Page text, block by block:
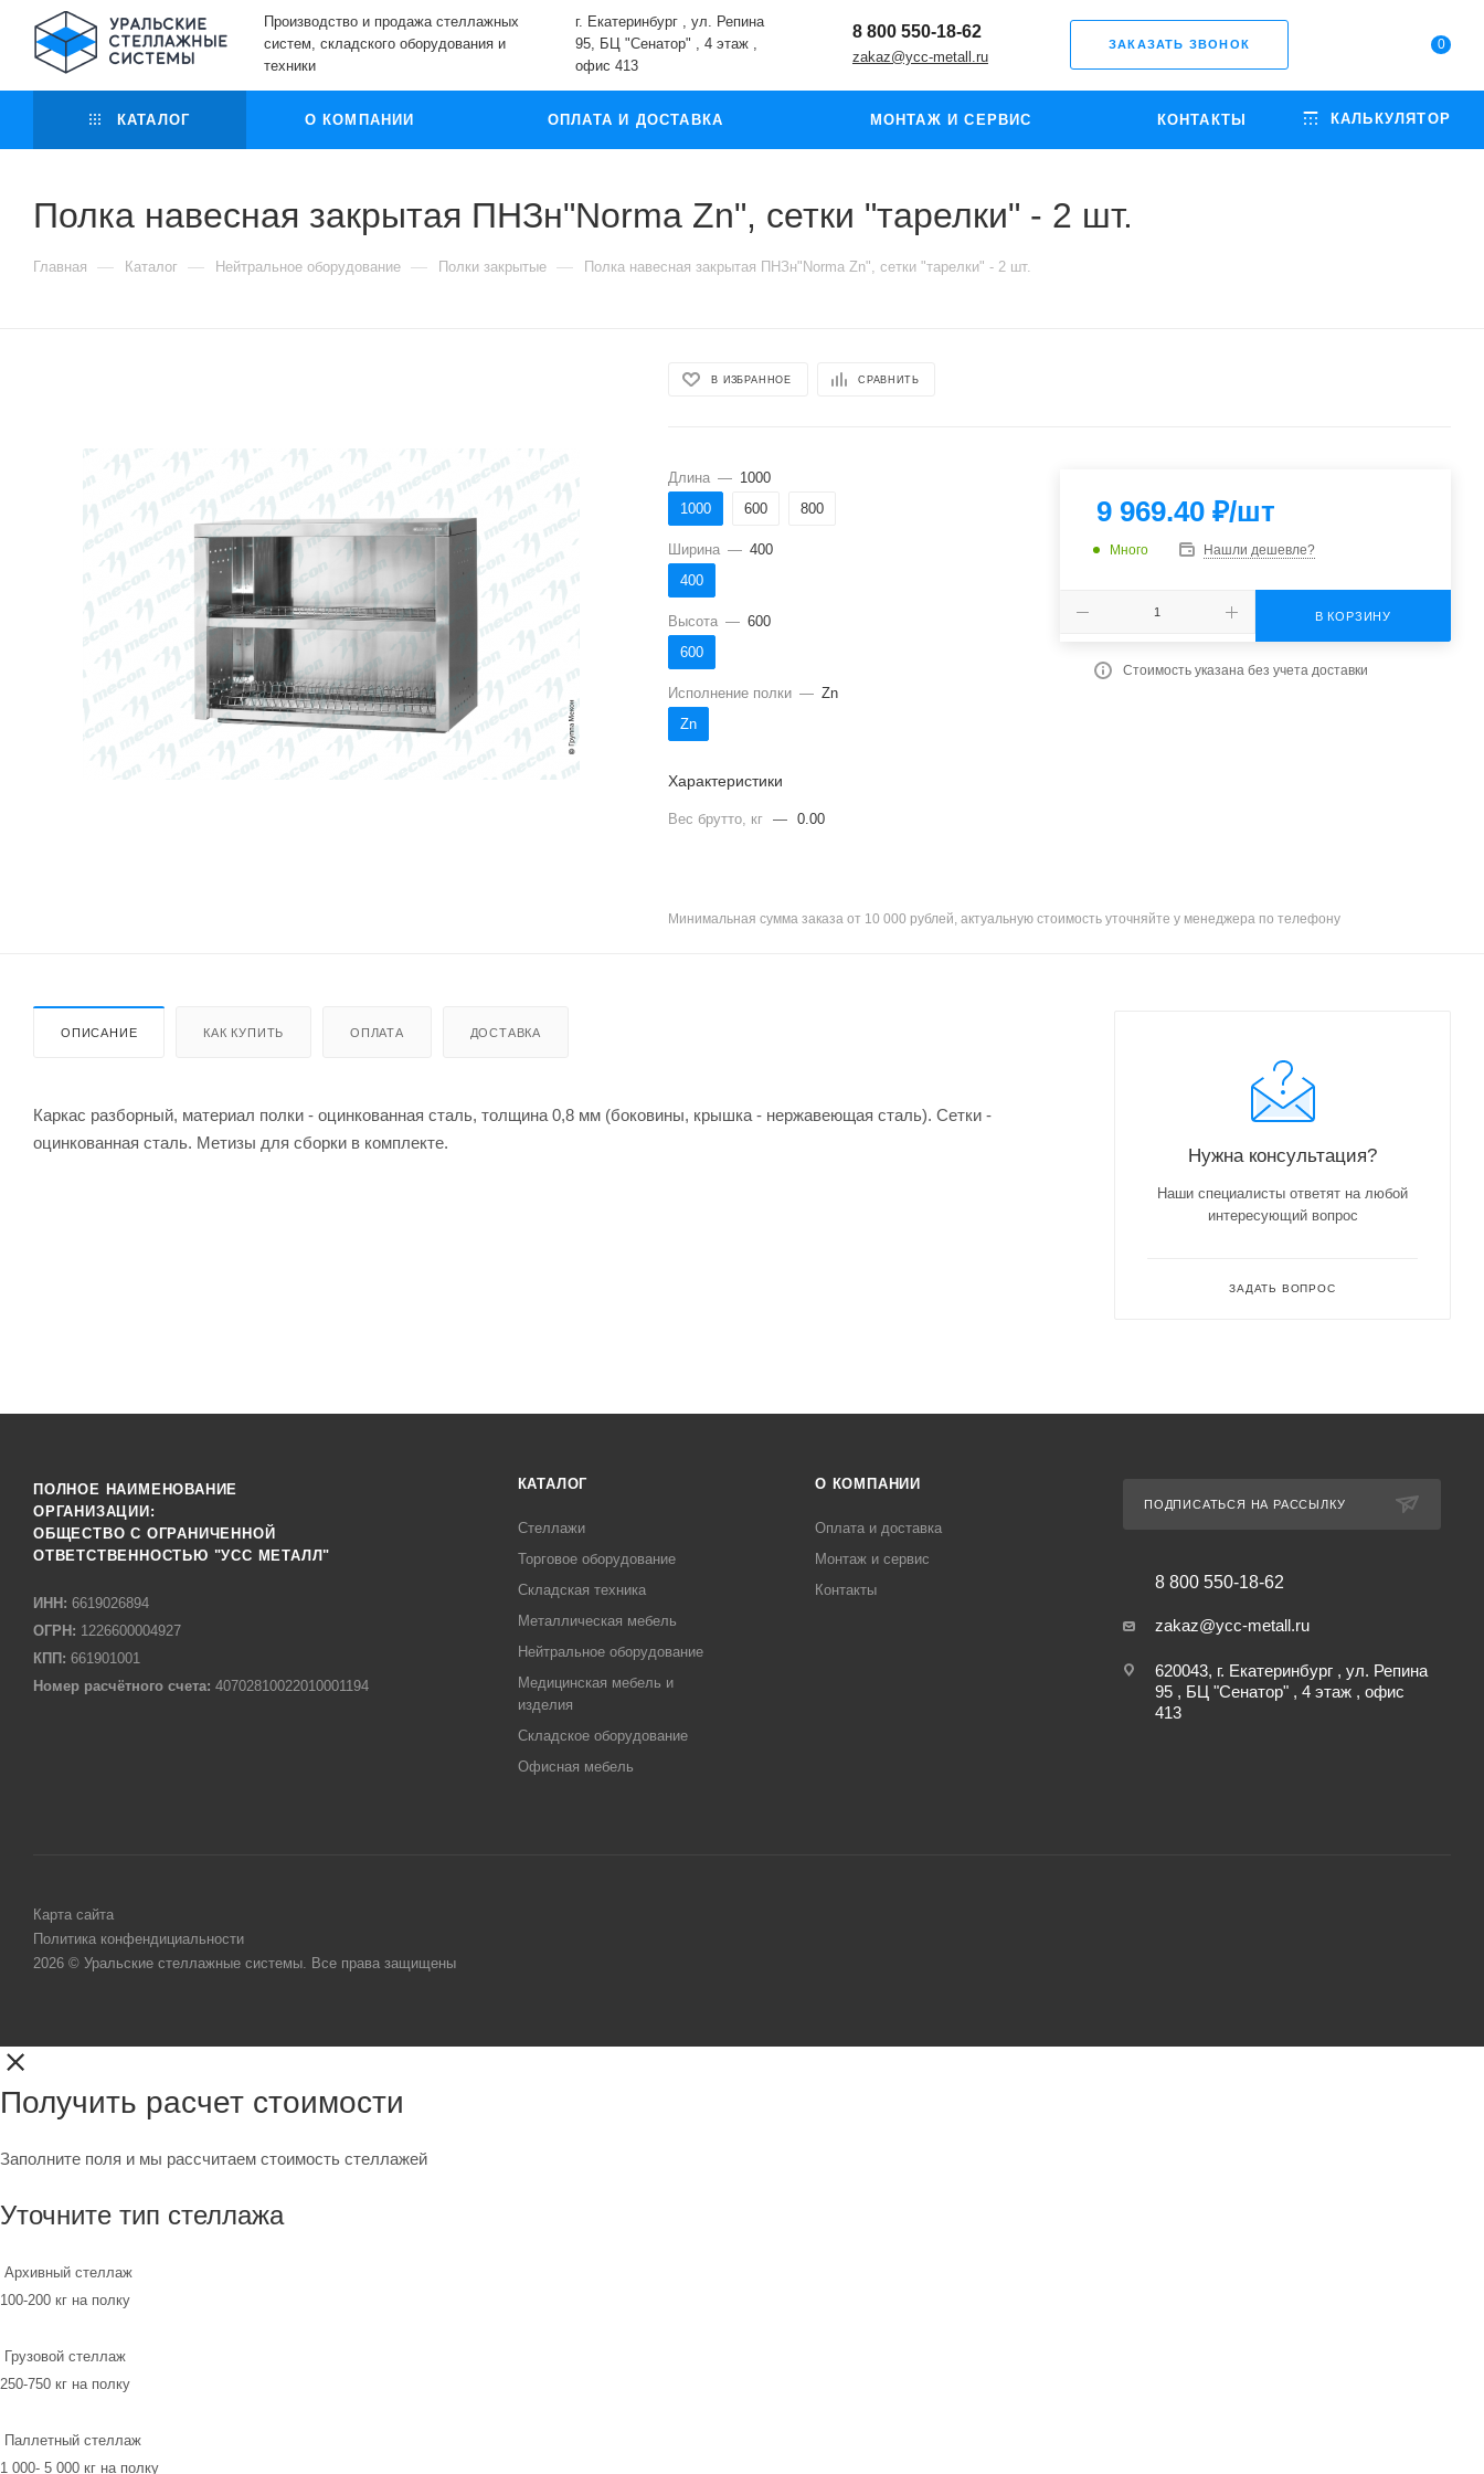
Производство и продажа стеллажных
систем, складского оборудования и
техники
г. Екатеринбург , ул. Репина
95, БЦ "Сенатор" , 4 этаж ,
офис 413
8 800 550-18-62
zakaz@ycc-metall.ru
ЗАКАЗАТЬ ЗВОНОК 0
КАТАЛОГ О КОМПАНИИ ОПЛАТА И ДОСТАВКА МОНТАЖ И СЕРВИС КОНТАКТЫ КАЛЬКУЛЯТОР
Полка навесная закрытая ПНЗн"Norma Zn", сетки "тарелки" - 2 шт.
Главная — Каталог — Нейтральное оборудование — Полки закрытые — Полка навесная закрытая ПНЗн"Norma Zn", сетки "тарелки" - 2 шт.
В ИЗБРАННОЕ СРАВНИТЬ
Длина — 1000
1000
600 800
Ширина — 400
400
Высота — 600
600
Исполнение полки — Zn
Zn
Характеристики
Вес брутто, кг — 0.00
9 969.40₽/шт
Много Нашли дешевле?
В КОРЗИНУ
Стоимость указана без учета доставки
Минимальная сумма заказа от 10 000 рублей, актуальную стоимость уточняйте у менеджера по телефону
ОПИСАНИЕ КАК КУПИТЬ ОПЛАТА ДОСТАВКА
Каркас разборный, материал полки - оцинкованная сталь, толщина 0,8 мм (боковины, крышка - нержавеющая сталь). Сетки -
оцинкованная сталь. Метизы для сборки в комплекте.
Нужна консультация?
Наши специалисты ответят на любой
интересующий вопрос
ЗАДАТЬ ВОПРОС
ПОЛНОЕ НАИМЕНОВАНИЕ
ОРГАНИЗАЦИИ:
ОБЩЕСТВО С ОГРАНИЧЕННОЙ
ОТВЕТСТВЕННОСТЬЮ "УСС МЕТАЛЛ"
ИНН: 6619026894
ОГРН: 1226600004927
КПП: 661901001
Номер расчётного счета: 40702810022010001194
КАТАЛОГ
Стеллажи
Торговое оборудование
Складская техника
Металлическая мебель
Нейтральное оборудование
Медицинская мебель и
изделия
Складское оборудование
Офисная мебель
О КОМПАНИИ
Оплата и доставка
Монтаж и сервис
Контакты
ПОДПИСАТЬСЯ НА РАССЫЛКУ
8 800 550-18-62
zakaz@ycc-metall.ru
620043, г. Екатеринбург , ул. Репина
95 , БЦ "Сенатор" , 4 этаж , офис
413
Карта сайта
Политика конфендициальности
2026 © Уральские стеллажные системы. Все права защищены
Получить расчет стоимости
Заполните поля и мы рассчитаем стоимость стеллажей
Уточните тип стеллажа
Архивный стеллаж
100-200 кг на полку
Грузовой стеллаж
250-750 кг на полку
Паллетный стеллаж
1 000- 5 000 кг на полку